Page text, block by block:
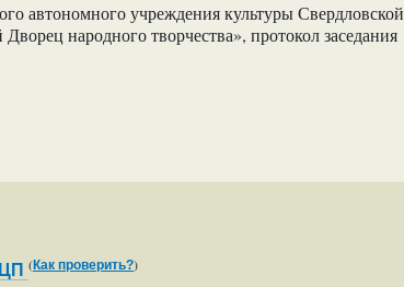
автономного учреждения культуры Свердловской
народного творчества», протокол заседания
(Как проверить?)